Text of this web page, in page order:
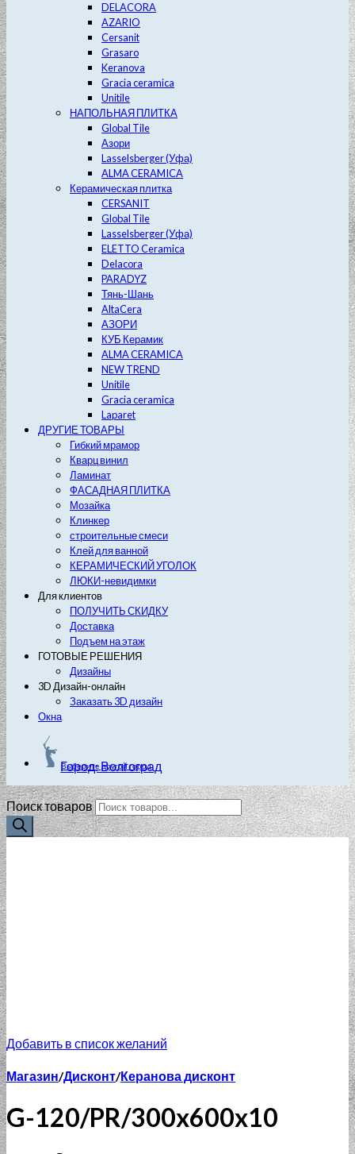
DELACORA
AZARIO
Cersanit
Grasaro
Keranova
Gracia ceramica
Unitile
НАПОЛЬНАЯ ПЛИТКА
Global Tile
Азори
Lasselsberger (Уфа)
ALMA CERAMICA
Керамическая плитка
CERSANIT
Global Tile
Lasselsberger (Уфа)
ELETTO Ceramica
Delacora
PARADYZ
Тянь-Шань
AltaCera
АЗОРИ
КУБ Керамик
ALMA CERAMICA
NEW TREND
Unitile
Gracia ceramica
Laparet
ДРУГИЕ ТОВАРЫ
Гибкий мрамор
Кварц винил
Ламинат
ФАСАДНАЯ ПЛИТКА
Мозайка
Клинкер
строительные смеси
Клей для ванной
КЕРАМИЧЕСКИЙ УГОЛОК
ЛЮКИ-невидимки
Для клиентов
ПОЛУЧИТЬ СКИДКУ
Доставка
Подъем на этаж
ГОТОВЫЕ РЕШЕНИЯ
Дизайны
3D Дизайн-онлайн
Заказать 3D дизайн
Окна
Город: Волгоград
Выберите другой город
Поиск товаров
Добавить в список желаний
Магазин/Дисконт/Керанова дисконт
G-120/PR/300x600x10